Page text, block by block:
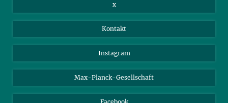
Webmail
Nextcloud
x
Kontakt
Instagram
Max-Planck-Gesellschaft